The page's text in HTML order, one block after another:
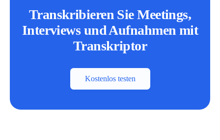
Transkribieren Sie Meetings,
Interviews und Aufnahmen mit
Transkriptor
Kostenlos testen